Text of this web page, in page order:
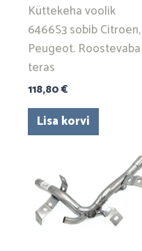
Küttekeha voolik
6466S3 sobib Citroen,
Peugeot. Roostevaba
teras
118,80€
Lisa korvi